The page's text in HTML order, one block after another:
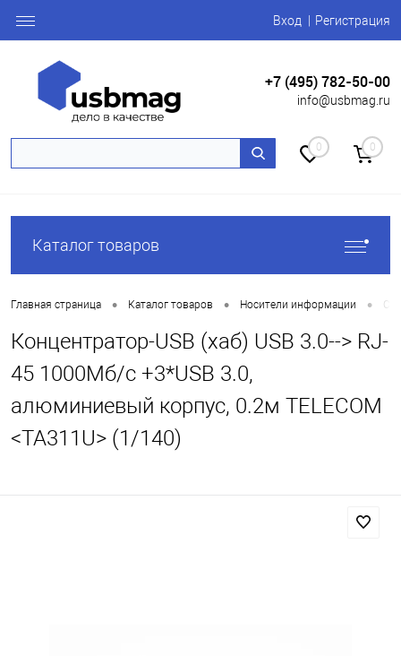
Вход Регистрация
+7 (495) 782-50-00
info@usbmag.ru
0 0
Каталог товаров
Главная страница • Каталог товаров • Носители информации •
Концентратор-USB (хаб) USB 3.0--> RJ-
45 1000Мб/с +3*USB 3.0,
алюминиевый корпус, 0.2м TELECOM
<TA311U> (1/140)